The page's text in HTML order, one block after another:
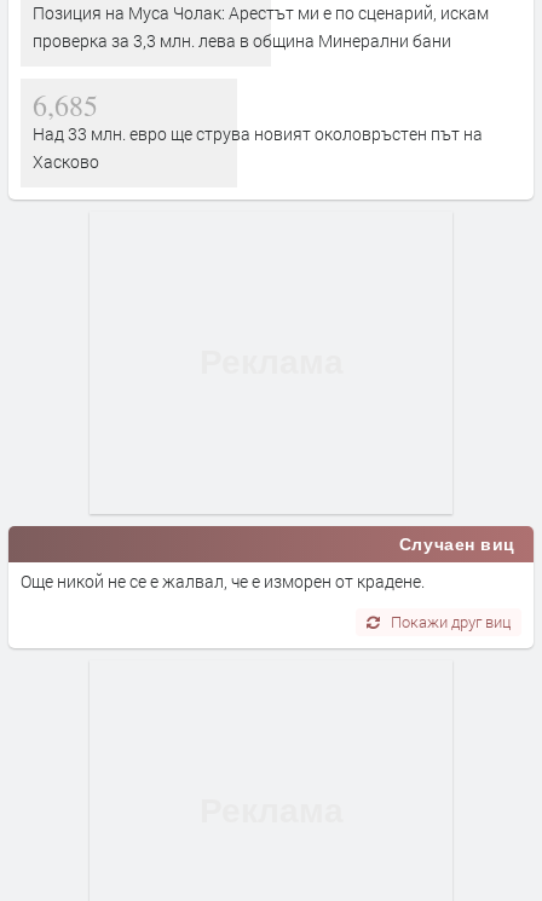
Позиция на Муса Чолак: Арестът ми е по сценарий, искам
проверка за 3,3 млн. лева в община Минерални бани
6,685
Над 33 млн. евро ще струва новият околовръстен път на
Хасково
Случаен виц
Още никой не се е жалвал, че е изморен от крадене.
Покажи друг виц